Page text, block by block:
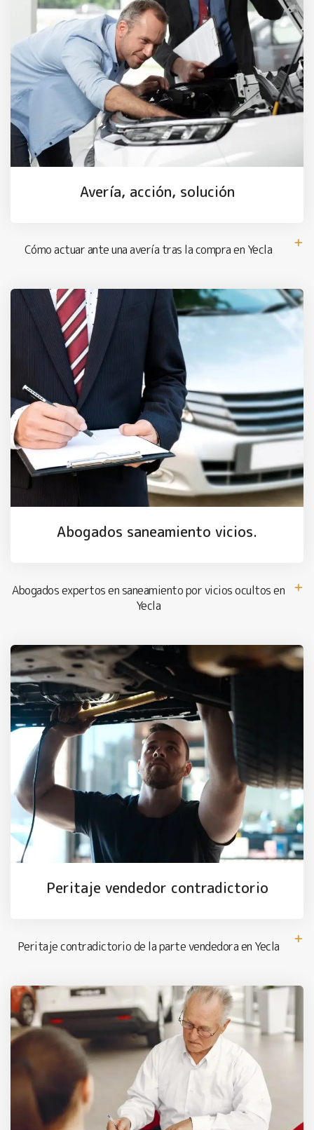
Avería, acción, solución
Cómo actuar ante una avería tras la compra en Yecla
Abogados saneamiento vicios.
Abogados expertos en saneamiento por vicios ocultos en
Yecla
Peritaje vendedor contradictorio
Peritaje contradictorio de la parte vendedora en Yecla